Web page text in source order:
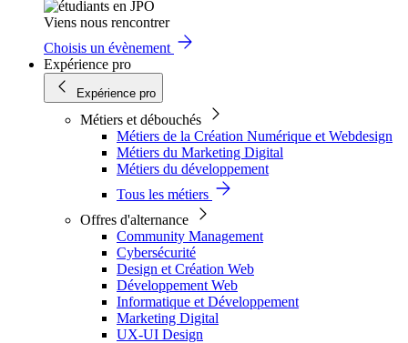
Viens nous rencontrer
Choisis un évènement
Expérience pro
Expérience pro
Métiers et débouchés
Métiers de la Création Numérique et Webdesign
Métiers du Marketing Digital
Métiers du développement
Tous les métiers
Offres d'alternance
Community Management
Cybersécurité
Design et Création Web
Développement Web
Informatique et Développement
Marketing Digital
UX-UI Design